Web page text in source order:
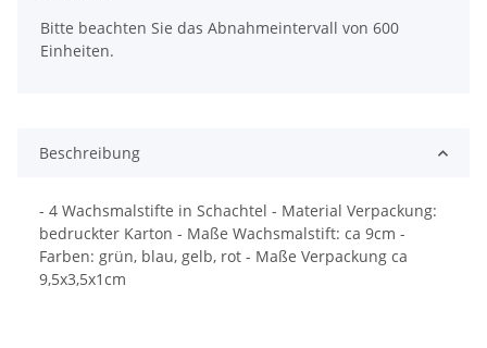
Bitte beachten Sie das Abnahmeintervall von 600
Einheiten.
Beschreibung
- 4 Wachsmalstifte in Schachtel - Material Verpackung:
bedruckter Karton - Maße Wachsmalstift: ca 9cm -
Farben: grün, blau, gelb, rot - Maße Verpackung ca
9,5x3,5x1cm